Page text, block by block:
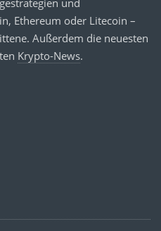
und
Ethereum oder Litecoin –
Außerdem die neuesten
Krypto-News.